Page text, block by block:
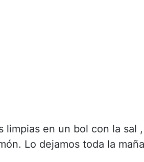
limpias en un bol con la sal
Lo dejamos toda la